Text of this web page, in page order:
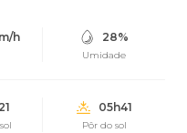
h 28%
Umidade
05h41
Pôr do sol